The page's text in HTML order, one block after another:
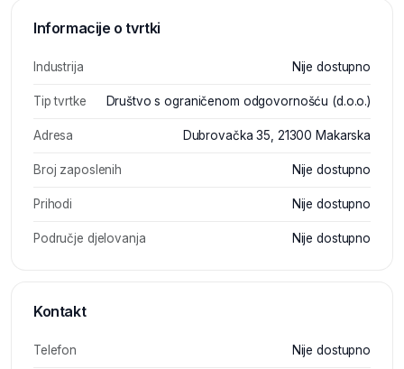
Informacije o tvrtki
Industrija Nije dostupno
Tip tvrtke Društvo s ograničenom odgovornošću (d.o.o.)
Adresa Dubrovačka 35, 21300 Makarska
Broj zaposlenih Nije dostupno
Prihodi Nije dostupno
Područje djelovanja Nije dostupno
Kontakt
Telefon Nije dostupno